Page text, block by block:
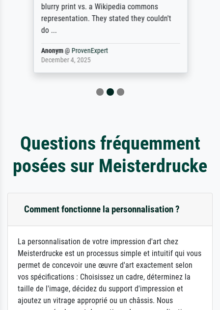
blurry print vs. a Wikipedia commons
representation. They stated they couldn't
do ...
Anonym@ ProvenExpert
December 4, 2025
Questions fréquemment
posées sur Meisterdrucke
Comment fonctionne la personnalisation ?
La personnalisation de votre impression d'art chez
Meisterdrucke est un processus simple et intuitif qui vous
permet de concevoir une œuvre d'art exactement selon
vos spécifications : Choisissez un cadre, déterminez la
taille de l'image, décidez du support d'impression et
ajoutez un vitrage approprié ou un châssis. Nous